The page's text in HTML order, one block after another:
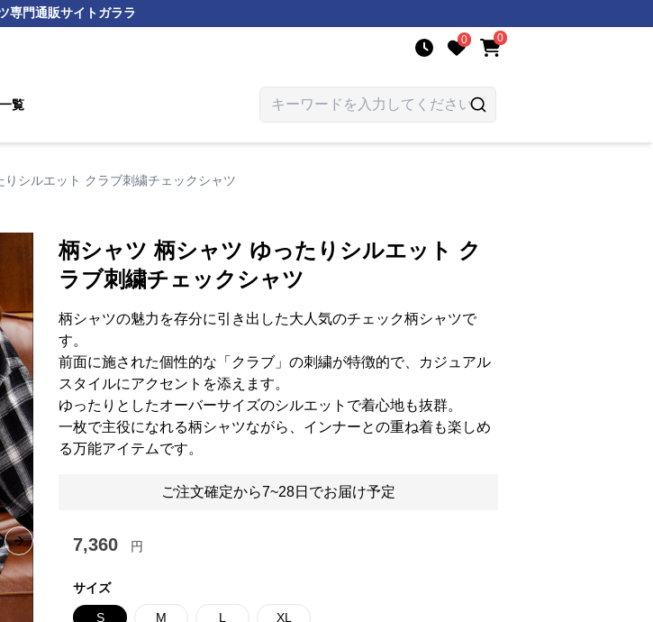
専門通販サイトガララ
0 0
覧
シルエット クラブ刺繍チェックシャツ
Next slide
柄シャツ 柄シャツ ゆったりシルエット ク
ラブ刺繍チェックシャツ
柄シャツの魅力を存分に引き出した大人気のチェック柄シャツで
す。
前面に施された個性的な「クラブ」の刺繍が特徴的で、カジュアル
スタイルにアクセントを添えます。
ゆったりとしたオーバーサイズのシルエットで着心地も抜群。
一枚で主役になれる柄シャツながら、インナーとの重ね着も楽しめ
る万能アイテムです。
ご注文確定から7~28日でお届け予定
7,360 円
サイズ
S M L XL